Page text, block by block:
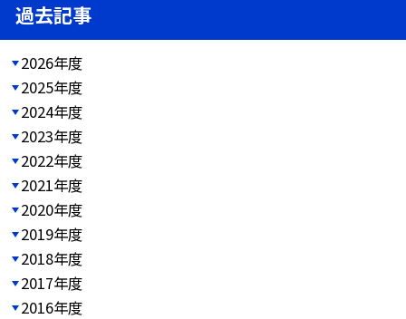
過去記事
2026年度
2025年度
2024年度
2023年度
2022年度
2021年度
2020年度
2019年度
2018年度
2017年度
2016年度